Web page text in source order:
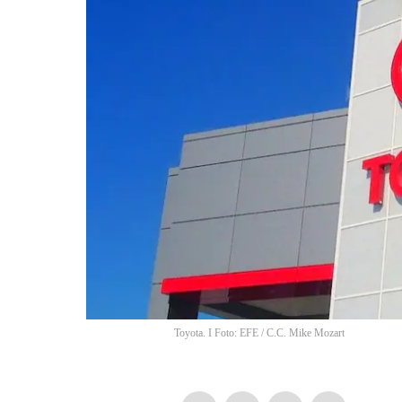
Toyota. I Foto: EFE / C.C. Mike Mozart